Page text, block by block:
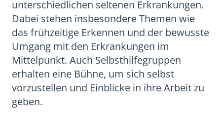
unterschiedlichen seltenen Erkrankungen.
Dabei stehen insbesondere Themen wie
das frühzeitige Erkennen und der bewusste
Umgang mit den Erkrankungen im
Mittelpunkt. Auch Selbsthilfegruppen
erhalten eine Bühne, um sich selbst
vorzustellen und Einblicke in ihre Arbeit zu
geben.